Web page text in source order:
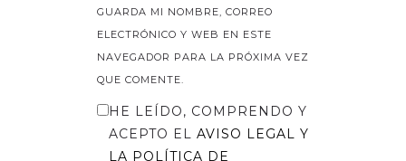
GUARDA MI NOMBRE, CORREO
ELECTRÓNICO Y WEB EN ESTE
NAVEGADOR PARA LA PRÓXIMA VEZ
QUE COMENTE.
HE LEÍDO, COMPRENDO Y
ACEPTO EL AVISO LEGAL Y
LA POLÍTICA DE